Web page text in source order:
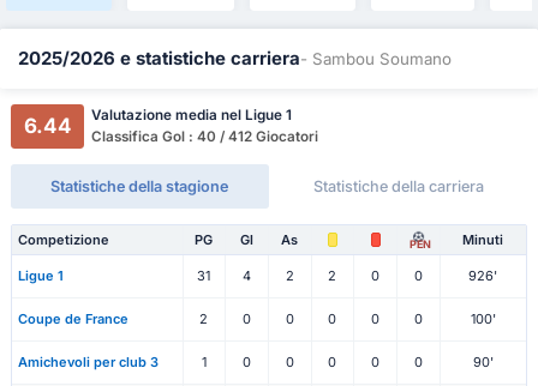
2025/2026 e statistiche carriera- Sambou Soumano
6.44
Valutazione media nel Ligue 1
Classifica Gol : 40 / 412 Giocatori
Statistiche della stagione Statistiche della carriera
Competizione PG Gl As PEN Minuti
Ligue 1 31 4 2 2 0 0 926'
Coupe de France 2 0 0 0 0 0 100'
Amichevoli per club 3 1 0 0 0 0 0 90'